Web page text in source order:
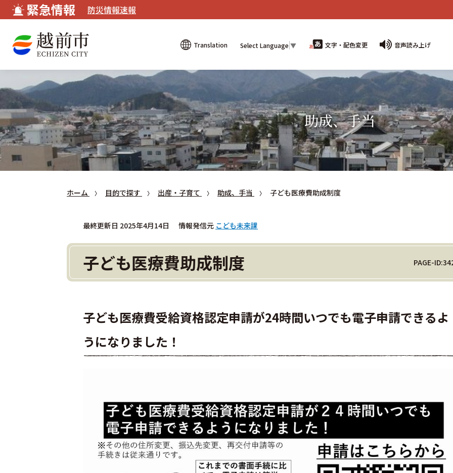
緊急情報 防災情報速報
Translation Select Language▼ 文字・配色変更 音声読み上げ
助成、手当
ホーム 目的で探す 出産・子育て 助成、手当 子ども医療費助成制度
最終更新日 2025年4月14日 情報発信元 こども未来課
子ども医療費助成制度 PAGE-
子ども医療費受給資格認定申請が24時間いつでも電子申請できるよ
うになりました！